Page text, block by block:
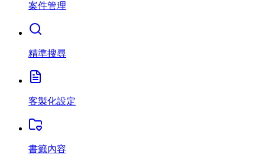
案件管理
精準搜尋
客製化設定
書籤內容